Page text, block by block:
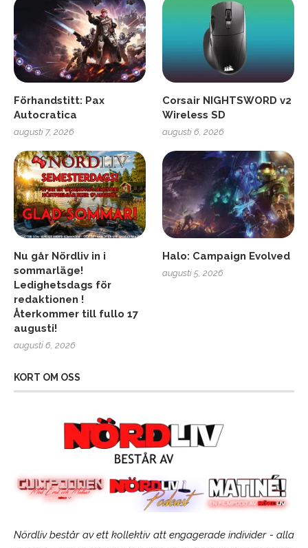
Förhandstitt: Pax
Autocratica
augusti 7, 2026
Corsair NIGHTSWORD v2
Wireless SD
augusti 6, 2026
Nu går Nördliv in i
sommarläge!
Ledighetsdags för
redaktionen !
Återkommer till fullo 17
augusti!
augusti 6, 2026
Halo: Campaign Evolved
augusti 5, 2026
KORT OM OSS
Nördliv består av ett kollektiv att engagerade individer - alla